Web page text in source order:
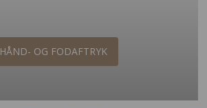
HÅND- OG FODAFTRYK